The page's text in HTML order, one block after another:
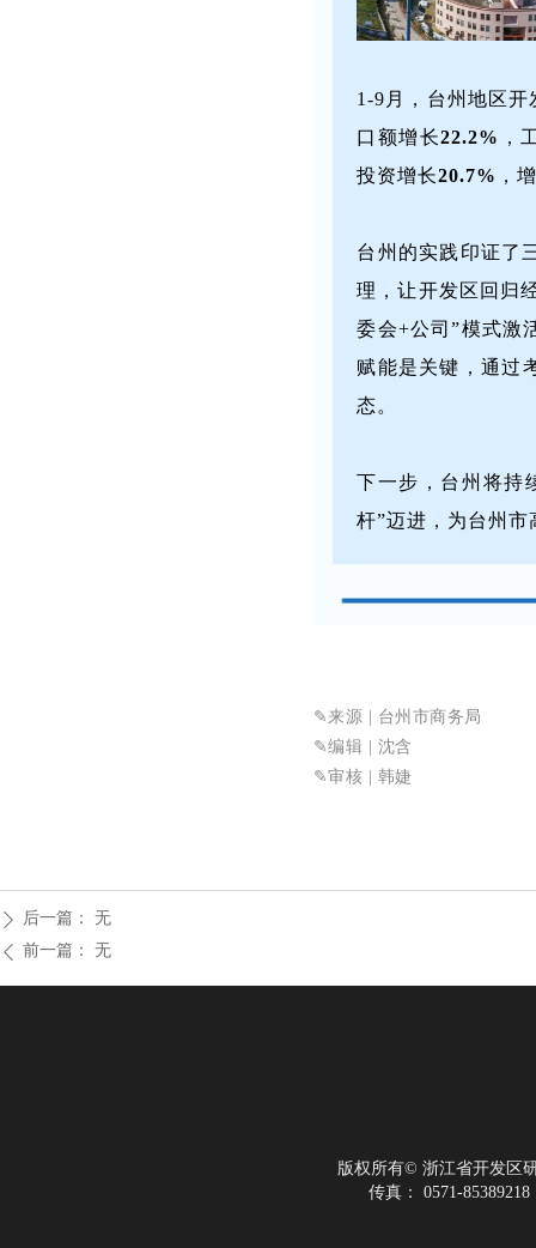
1-9月，台州地区
口额增长22.2% ，
投资增长20.7% ，
台州的实践印证了
理，让开发区回归
委会+公司”模式激
赋能是关键，通过
态。
下一步，台州将持
杆”迈进，为台州
✎来源 | 台州市商务局
✎编辑 | 沈含
✎审核 | 韩婕
ꄴ 前一篇： 无
ꄲ 后一篇： 无
版权所有© 浙江省开发区
传真：
0571-85389218